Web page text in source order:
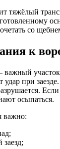
тяжёлый
со
к
при
осыпаться.
важно: